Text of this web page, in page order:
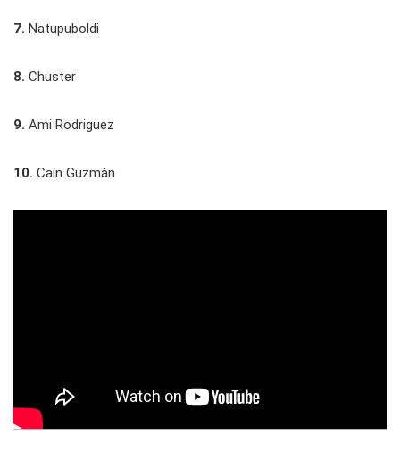
7. Natupuboldi
8. Chuster
9. Ami Rodriguez
10. Caín Guzmán